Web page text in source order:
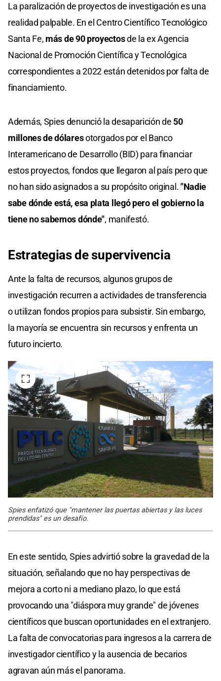
La paralización de proyectos de investigación es una
realidad palpable. En el Centro Científico Tecnológico
Santa Fe, más de 90 proyectosde la ex Agencia
Nacional de Promoción Científica y Tecnológica
correspondientes a 2022 están detenidos por falta de
financiamiento.
Además, Spies denunció la desaparición de 50
millones de dólaresotorgados por el Banco
Interamericano de Desarrollo (BID) para financiar
estos proyectos, fondos que llegaron al país pero que
no han sido asignados a su propósito original.​"Nadie
sabe dónde está, esa plata llegó pero el gobierno la
tiene no sabemos dónde", manifestó.
Estrategias de supervivencia
Ante la falta de recursos, algunos grupos de
investigación recurren a actividades de transferencia
o utilizan fondos propios para subsistir. Sin embargo,
la mayoría se encuentra sin recursos y enfrenta un
futuro incierto.
Spies enfatizó que "mantener las puertas abiertas y las luces
prendidas" es un desafío.​
En este sentido, Spies advirtió sobre la gravedad de la
situación, señalando que no hay perspectivas de
mejora a corto ni a mediano plazo, lo que está
provocando una "diáspora muy grande" de jóvenes
científicos que buscan oportunidades en el extranjero.
La falta de convocatorias para ingresos a la carrera de
investigador científico y la ausencia de becarios
agravan aún más el panorama.​